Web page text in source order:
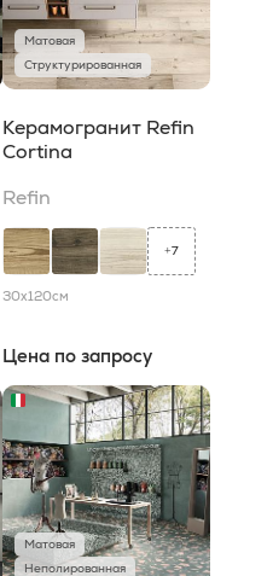
Матовая
Структурированная
Керамогранит Refin
Cortina
Refin
+7
30x120см
Цена по запросу
Матовая
Неполированная